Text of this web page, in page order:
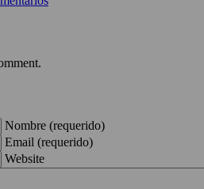
Nombre (requerido)
Email (requerido)
Website